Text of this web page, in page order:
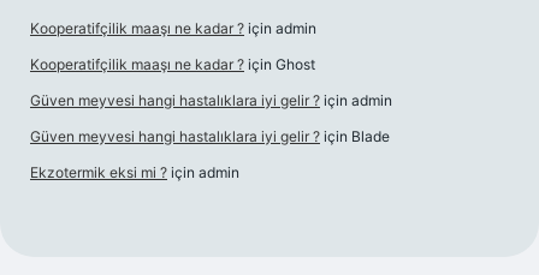
Kooperatifçilik maaşı ne kadar ? için admin
Kooperatifçilik maaşı ne kadar ? için Ghost
Güven meyvesi hangi hastalıklara iyi gelir ? için admin
Güven meyvesi hangi hastalıklara iyi gelir ? için Blade
Ekzotermik eksi mi ? için admin